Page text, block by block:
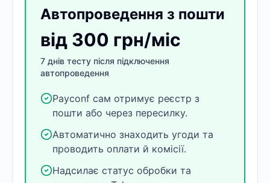
Автопроведення з пошти
від 300 грн/міс
7 днів тесту після підключення
автопроведення
Payconf сам отримує реєстр з
пошти або через пересилку.
Автоматично знаходить угоди та
проводить оплати й комісії.
Надсилає статус обробки та